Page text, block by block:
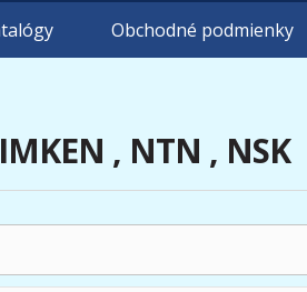
, NTN , NSK
Obchodné podmienky